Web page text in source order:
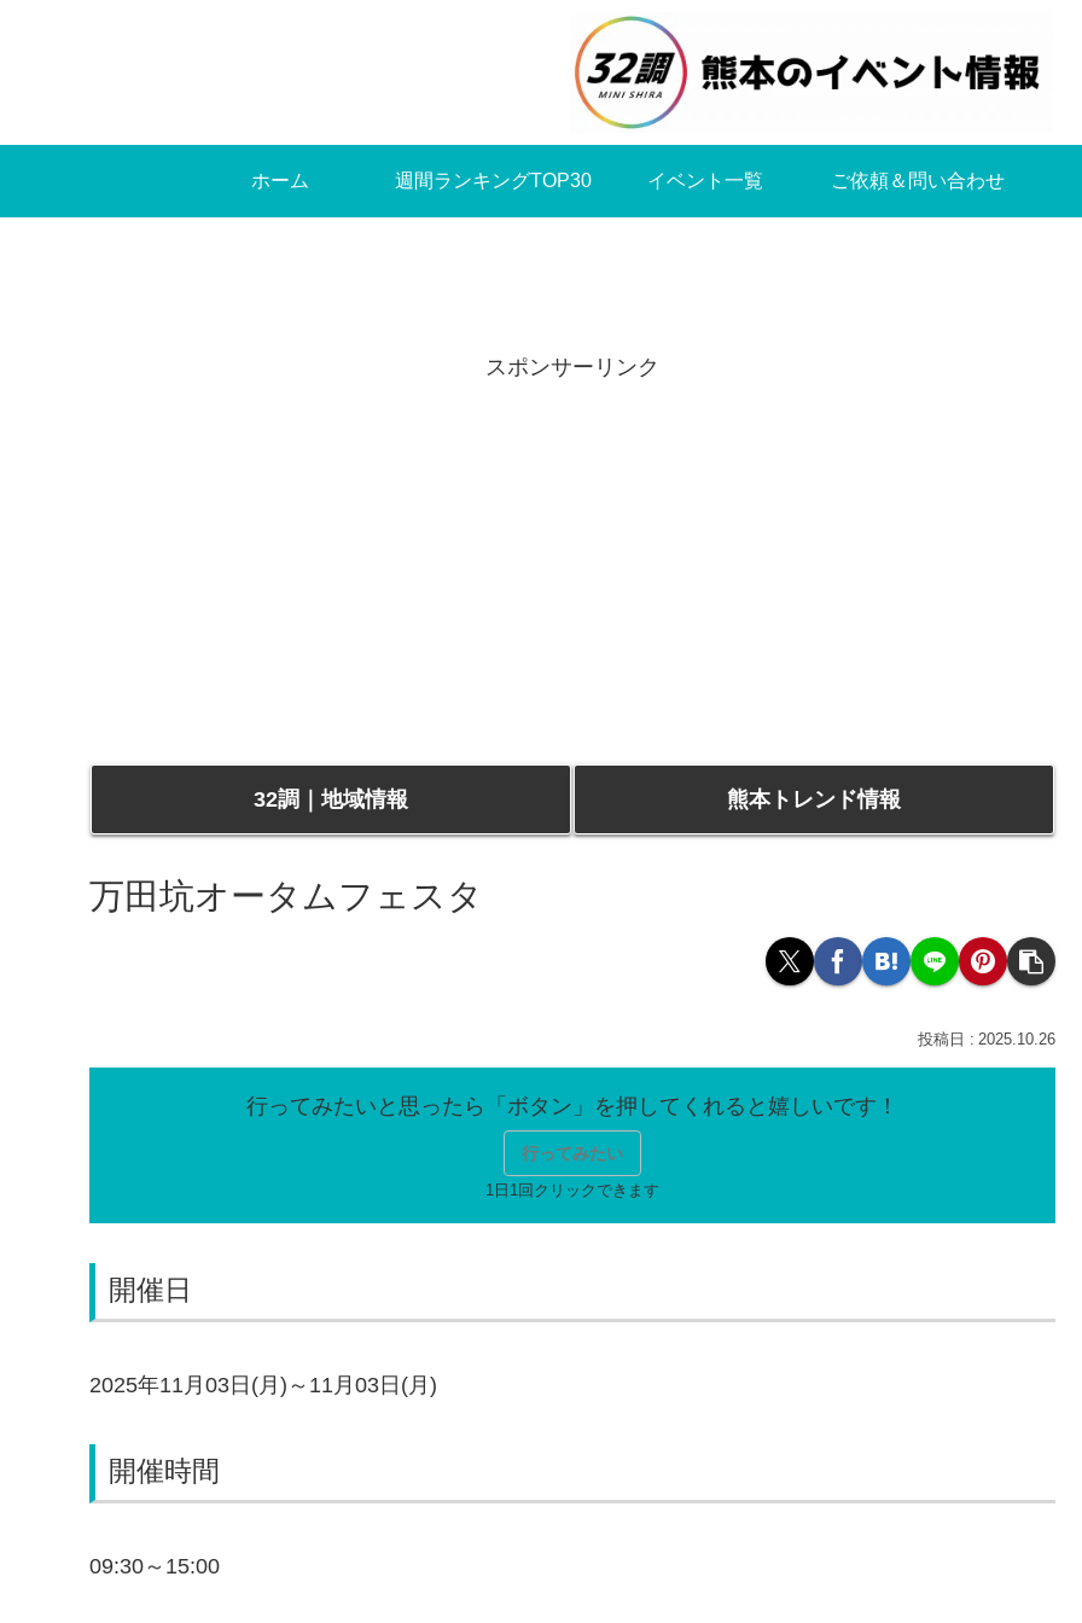
ホーム 週間ランキングTOP30 イベント一覧 ご依頼＆問い合わせ
スポンサーリンク
32調｜地域情報 熊本トレンド情報
万田坑オータムフェスタ
2025.10.26
行ってみたい
開催日
2025年11月03日(月)～11月03日(月)
開催時間
09:30～15:00